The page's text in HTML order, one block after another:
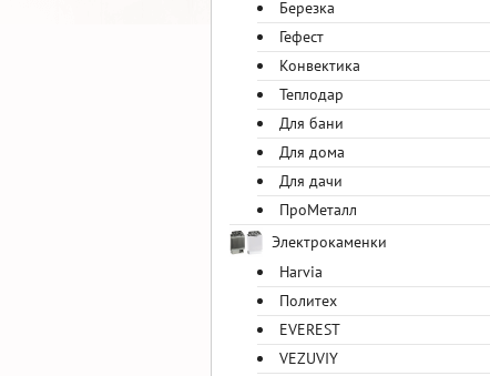
Березка
Гефест
Конвектика
Теплодар
Для бани
Для дома
Для дачи
ПроМеталл
Электрокаменки
Harvia
Политех
EVEREST
VEZUVIY